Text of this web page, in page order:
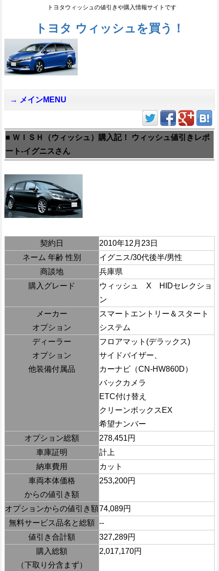
トヨタウィッシュの値引きや購入情報サイトです
トヨタ ウィッシュを買う！
メインMENU
■ ＷＩＳＨ（ウィッシュ）購入記！ ウィッシュ値引きレポ
ート-イグニスさん
契約日
2010年12月23日
ネーム 年齢 性別
イグニス/30代後半/男性
商談地
兵庫県
購入グレード
ウィッシュ X HIDセレクショ
ン
メーカー
オプション
スマートエントリー＆スタート
システム
ディーラー
オプション
他装備付属品
フロアマット(デラックス)
サイドバイザー、
カーナビ（CN-HW860D）
バックカメラ
ETC付け替え
クリーンボックスEX
希望ナンバー
オプション総額
278,451円
車庫証明
計上
納車費用
カット
車両本体価格
からの値引き額
253,200円
オプションからの値引き額74,089円
無料サービス品名と総額 --
値引き合計額
327,289円
購入総額
（下取り分含まず）
2,017,170円